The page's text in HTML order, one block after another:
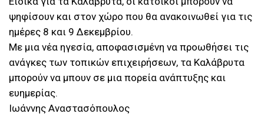
ψηφίσουν και στον χώρο που θα ανακοινωθεί για τις
ημέρες 8 και 9 Δεκεμβρίου.
Με μια νέα ηγεσία, αποφασισμένη να προωθήσει τις
ανάγκες των τοπικών επιχειρήσεων, τα Καλάβρυτα
μπορούν να μπουν σε μια πορεία ανάπτυξης και
ευημερίας.
Ιωάννης Αναστασόπουλος